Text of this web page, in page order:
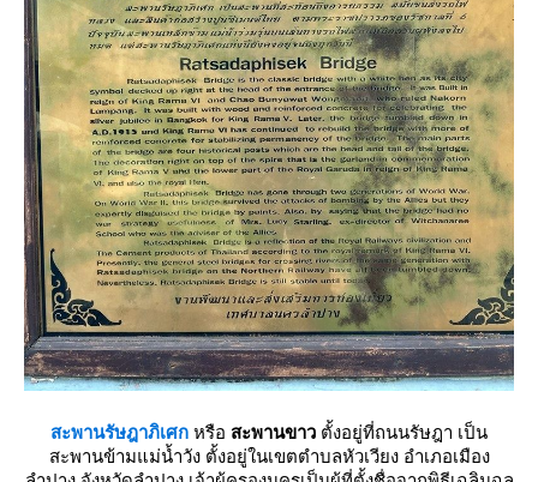
สะพานรัษฎาภิเศก หรือ สะพานขาว ตั้งอยู่ที่ถนนรัษฎา เป็น
สะพานข้ามแม่น้ำวัง ตั้งอยู่ในเขตตำบลหัวเวียง อำเภอเมือง